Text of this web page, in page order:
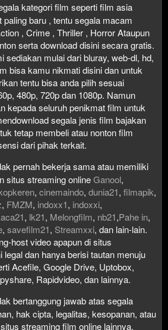
kategori film seperti film asia
baru , tentu segala macam
, Crime , Thriller , Horror Ataupun
serta download disini secara gratis.
sediakan mulai dari bluray, web-dl, hd,
bisa kamu nikmati disini dan untuk
tentu bisa anda pilih sesuai
480p, 720p dan 1080p. Namun
kepada seluruh penikmat film untuk
segala jenis film bajakan
tetap membeli atau nonton film
dari pihak terkait.
pernah bekerja sama atau memiliki
situs streaming onlineGanool,
, cinemaindo, dunia21, filmapik,
, FMZM, indoxx1, indoxxi,
, lk21, Melongfilm, nb21,Pahe in,
, savefilm21, Streamxxi, dan lain-lain.
host video apapun di situs
legal dan hanya berisi tautan menuju
Acefile, Google Drive, Uptobox,
Rapidvideo, dan lainnya.
bertanggung jawab atas segala
hak cipta, legalitas, kesopanan, atau
streaming film online lainnya.